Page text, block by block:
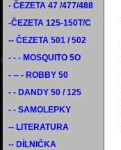
- ČEZETA 47 /477/488
-ČEZETA 125-150T/C
-- ČEZETA 501 / 502
- - - MOSQUITO 5O
- -- - ROBBY 50
- - DANDY 50 / 125
- - SAMOLEPKY
-- LITERATURA
-- DÍLNIČKA